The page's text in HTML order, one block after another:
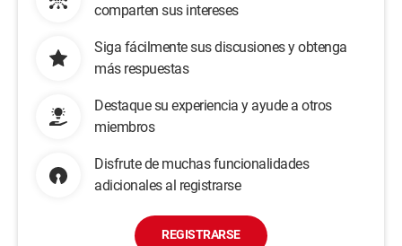
comparten sus intereses
Siga fácilmente sus discusiones y obtenga
más respuestas
Destaque su experiencia y ayude a otros
miembros
Disfrute de muchas funcionalidades
adicionales al registrarse
REGISTRARSE